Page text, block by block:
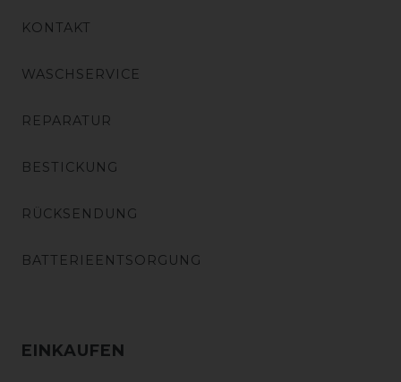
KONTAKT
WASCHSERVICE
REPARATUR
BESTICKUNG
RÜCKSENDUNG
BATTERIEENTSORGUNG
EINKAUFEN